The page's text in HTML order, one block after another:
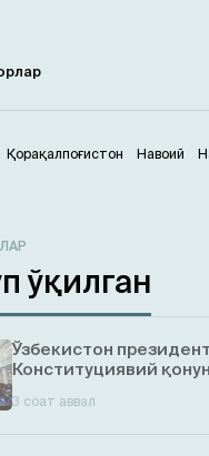
Қорақалпоғистон Навоий
ўқилган
Ўзбекистон
Конституциявий
3 соат аввал